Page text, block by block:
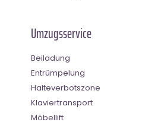
Umzugsservice
Beiladung
Entrümpelung
Halteverbotszone
Klaviertransport
Möbellift